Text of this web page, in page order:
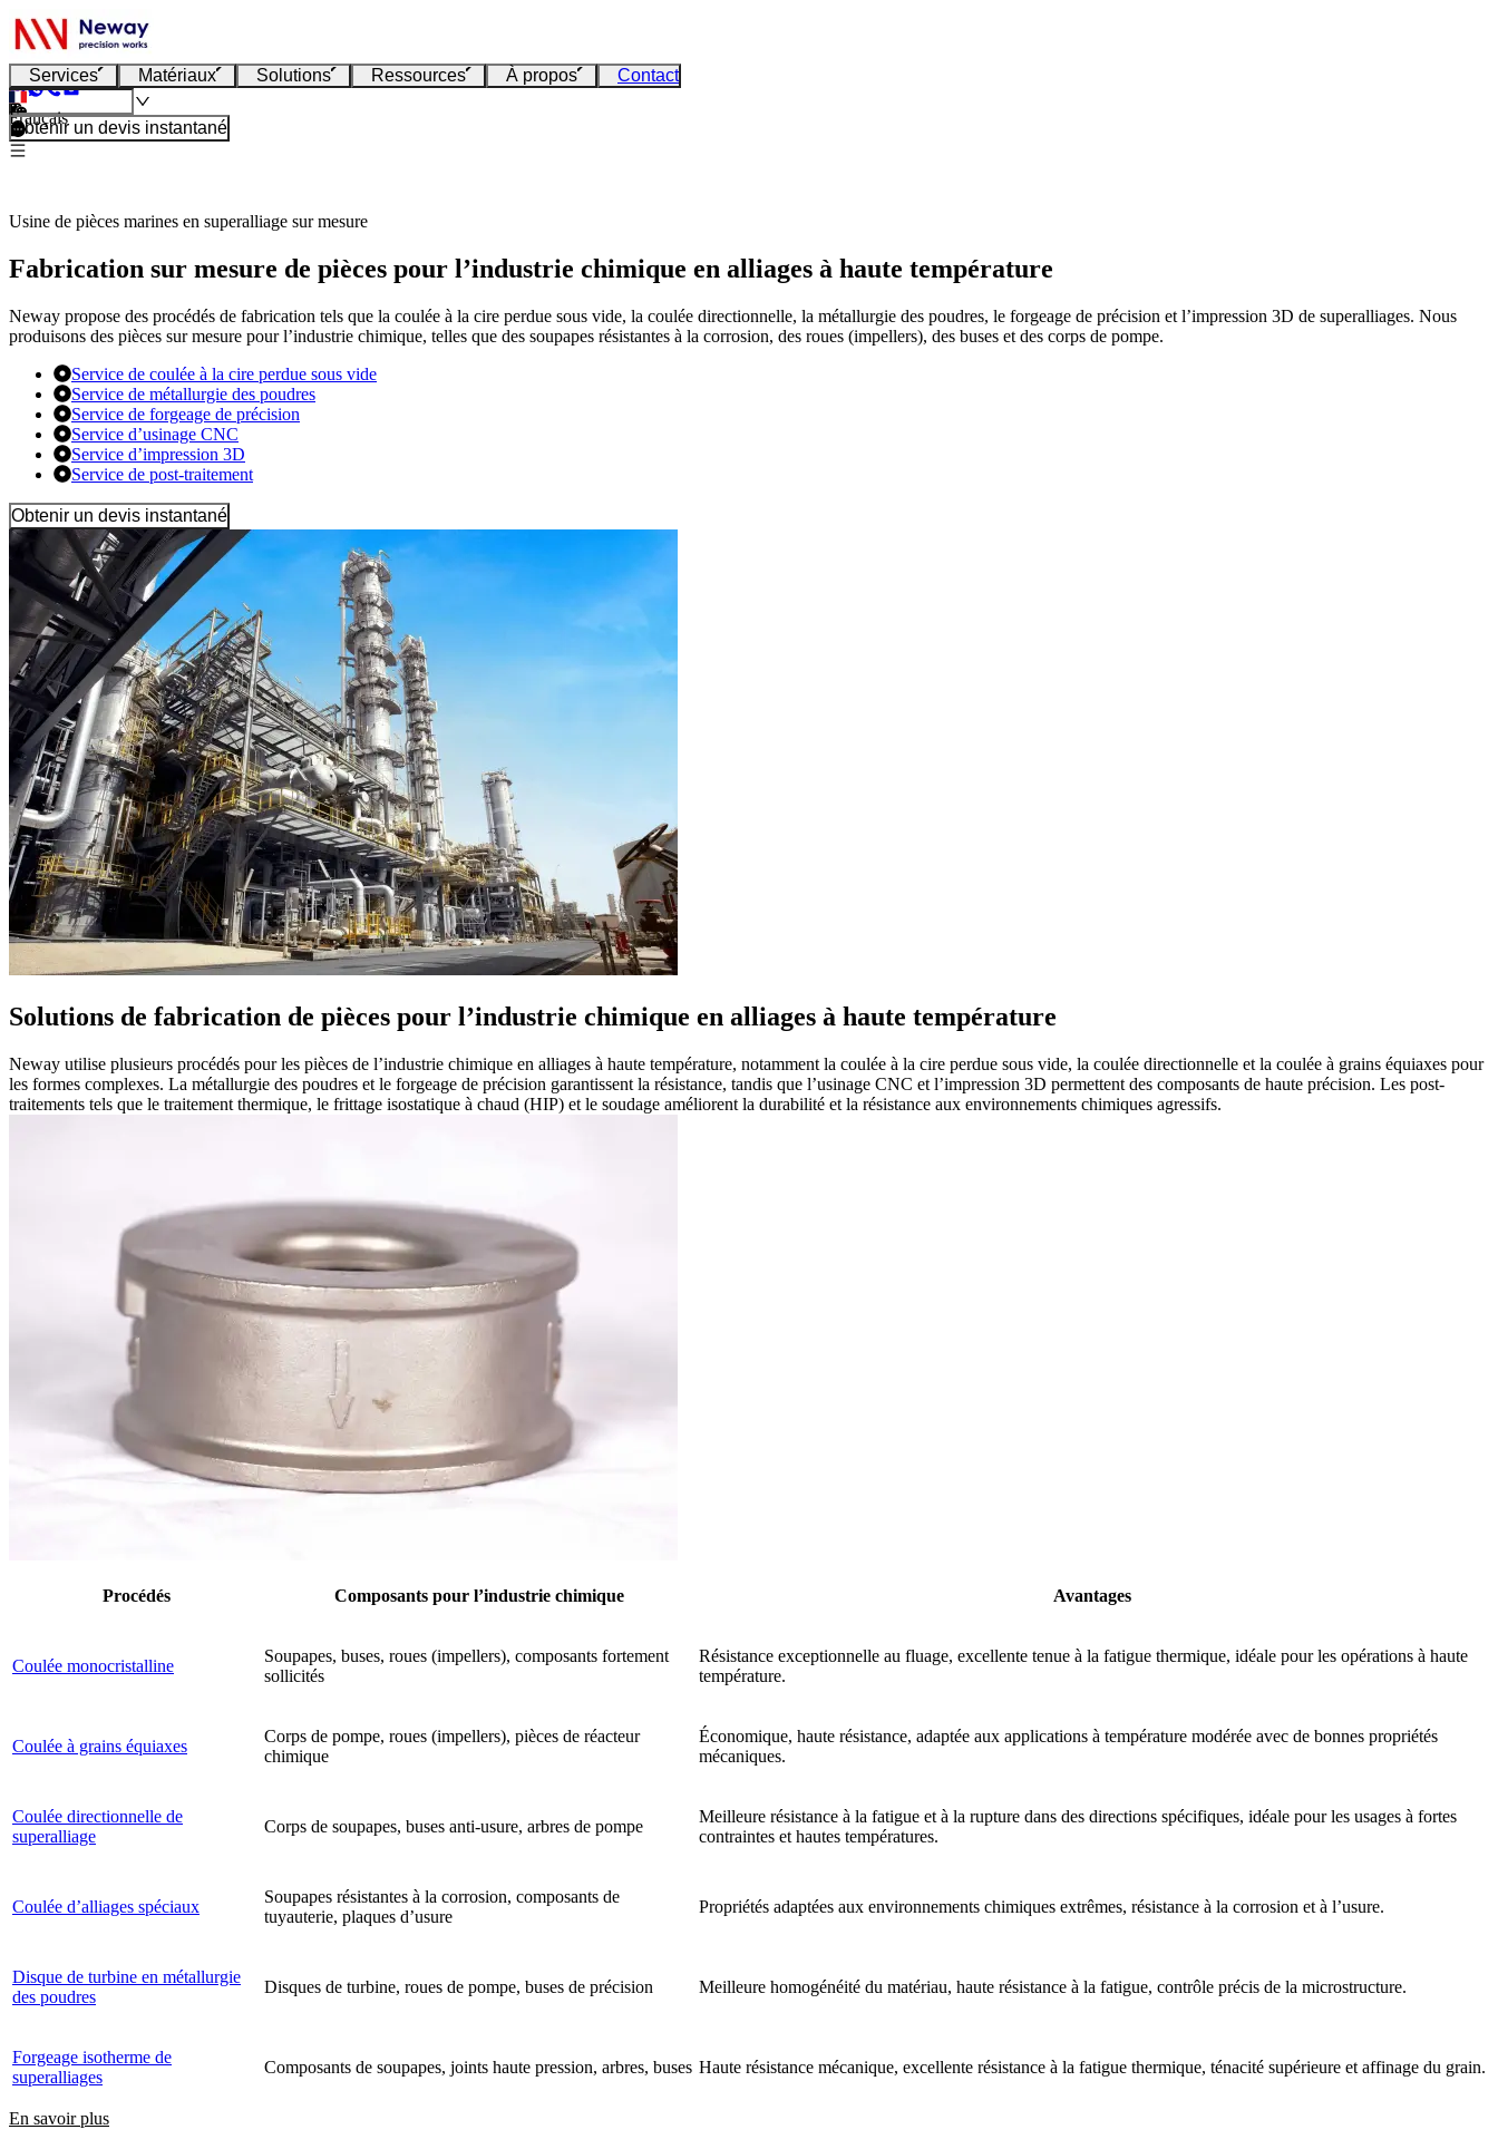
Services Matériaux Solutions Ressources À propos Contact
Français
Obtenir un devis instantané
Usine de pièces marines en superalliage sur mesure
Fabrication sur mesure de pièces pour l’industrie chimique en alliages à haute température
Neway propose des procédés de fabrication tels que la coulée à la cire perdue sous vide, la coulée directionnelle, la métallurgie des poudres, le forgeage de précision et l’impression 3D de superalliages. Nous
produisons des pièces sur mesure pour l’industrie chimique, telles que des soupapes résistantes à la corrosion, des roues (impellers), des buses et des corps de pompe.
Service de coulée à la cire perdue sous vide
Service de métallurgie des poudres
Service de forgeage de précision
Service d’usinage CNC
Service d’impression 3D
Service de post-traitement
Obtenir un devis instantané
Solutions de fabrication de pièces pour l’industrie chimique en alliages à haute température
Neway utilise plusieurs procédés pour les pièces de l’industrie chimique en alliages à haute température, notamment la coulée à la cire perdue sous vide, la coulée directionnelle et la coulée à grains équiaxes pour
les formes complexes. La métallurgie des poudres et le forgeage de précision garantissent la résistance, tandis que l’usinage CNC et l’impression 3D permettent des composants de haute précision. Les post-
traitements tels que le traitement thermique, le frittage isostatique à chaud (HIP) et le soudage améliorent la durabilité et la résistance aux environnements chimiques agressifs.
Procédés Composants pour l’industrie chimique Avantages
Coulée monocristalline
Soupapes, buses, roues (impellers), composants fortement
sollicités
Résistance exceptionnelle au fluage, excellente tenue à la fatigue thermique, idéale pour les opérations à haute
température.
Coulée à grains équiaxes
Corps de pompe, roues (impellers), pièces de réacteur
chimique
Économique, haute résistance, adaptée aux applications à température modérée avec de bonnes propriétés
mécaniques.
Coulée directionnelle de
superalliage
Corps de soupapes, buses anti-usure, arbres de pompe
Meilleure résistance à la fatigue et à la rupture dans des directions spécifiques, idéale pour les usages à fortes
contraintes et hautes températures.
Coulée d’alliages spéciaux
Soupapes résistantes à la corrosion, composants de
tuyauterie, plaques d’usure
Propriétés adaptées aux environnements chimiques extrêmes, résistance à la corrosion et à l’usure.
Disque de turbine en métallurgie
des poudres
Disques de turbine, roues de pompe, buses de précision Meilleure homogénéité du matériau, haute résistance à la fatigue, contrôle précis de la microstructure.
Forgeage isotherme de
superalliages
Composants de soupapes, joints haute pression, arbres, buses Haute résistance mécanique, excellente résistance à la fatigue thermique, ténacité supérieure et affinage du grain.
En savoir plus